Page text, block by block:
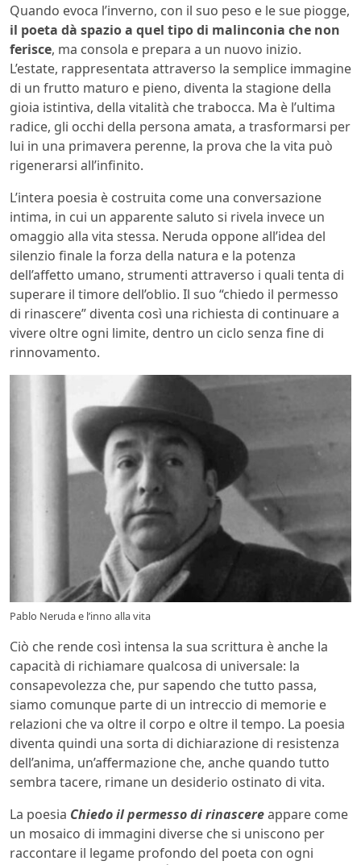
Quando evoca l’inverno, con il suo peso e le sue piogge,
il poeta dà spazio a quel tipo di malinconia che non
ferisce, ma consola e prepara a un nuovo inizio.
L’estate, rappresentata attraverso la semplice immagine
di un frutto maturo e pieno, diventa la stagione della
gioia istintiva, della vitalità che trabocca. Ma è l’ultima
radice, gli occhi della persona amata, a trasformarsi per
lui in una primavera perenne, la prova che la vita può
rigenerarsi all’infinito.
L’intera poesia è costruita come una conversazione
intima, in cui un apparente saluto si rivela invece un
omaggio alla vita stessa. Neruda oppone all’idea del
silenzio finale la forza della natura e la potenza
dell’affetto umano, strumenti attraverso i quali tenta di
superare il timore dell’oblio. Il suo “chiedo il permesso
di rinascere” diventa così una richiesta di continuare a
vivere oltre ogni limite, dentro un ciclo senza fine di
rinnovamento.
Pablo Neruda e l’inno alla vita
Ciò che rende così intensa la sua scrittura è anche la
capacità di richiamare qualcosa di universale: la
consapevolezza che, pur sapendo che tutto passa,
siamo comunque parte di un intreccio di memorie e
relazioni che va oltre il corpo e oltre il tempo. La poesia
diventa quindi una sorta di dichiarazione di resistenza
dell’anima, un’affermazione che, anche quando tutto
sembra tacere, rimane un desiderio ostinato di vita.
La poesia Chiedo il permesso di rinascereappare come
un mosaico di immagini diverse che si uniscono per
raccontare il legame profondo del poeta con ogni